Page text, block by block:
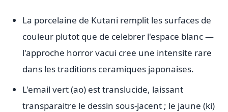
La porcelaine de Kutani remplit les surfaces de
couleur plutot que de celebrer l'espace blanc —
l'approche horror vacui cree une intensite rare
dans les traditions ceramiques japonaises.
L'email vert (ao) est translucide, laissant
transparaitre le dessin sous-jacent ; le jaune (ki)